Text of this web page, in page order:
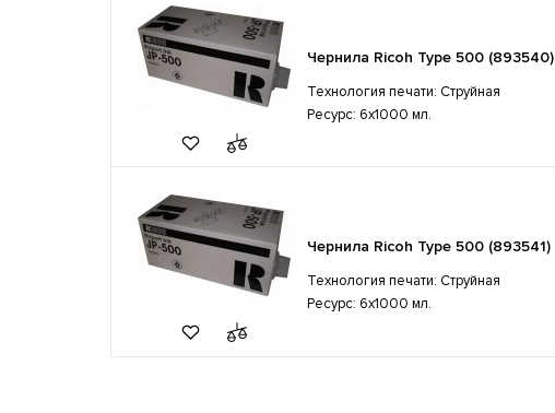
Чернила Ricoh Type 500 (893540)
Технология печати: Струйная
Ресурс: 6x1000 мл.
Чернила Ricoh Type 500 (893541)
Технология печати: Струйная
Ресурс: 6x1000 мл.